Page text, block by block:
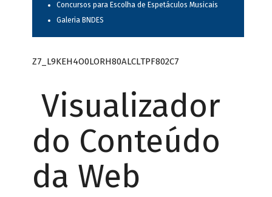
Concursos para Escolha de Espetáculos Musicais
Galeria BNDES
Z7_L9KEH4O0LORH80ALCLTPF802C7
Visualizador
do Conteúdo
da Web